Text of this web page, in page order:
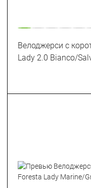
Велоджерси с
Lady 2.0 Bianco/